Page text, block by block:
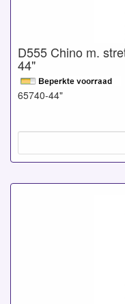
D555 Chino m.
44"
65740-44"